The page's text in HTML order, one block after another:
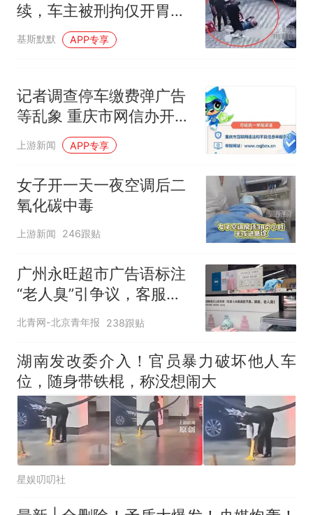
续，车主被刑拘仅开胃
菜，更严重的还在后面
基斯默默 APP专享
记者调查停车缴费弹广告
等乱象 重庆市网信办开展
专项治理
上游新闻 APP专享
女子开一天一夜空调后二
氧化碳中毒
上游新闻 246跟贴
广州永旺超市广告语标注
“老人臭”引争议，客服回
应
北青网-北京青年报 238跟贴
湖南发改委介入！官员暴力破坏他人车
位，随身带铁棍，称没想闹大
星娱叨叨社